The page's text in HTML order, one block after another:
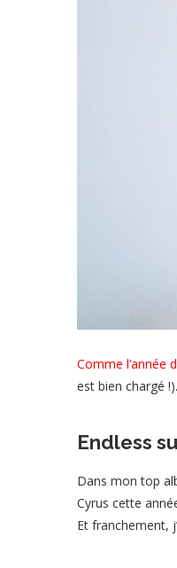
Comme l’année
est bien chargé
Endless
Dans mon top
Cyrus cette
Et franchement,